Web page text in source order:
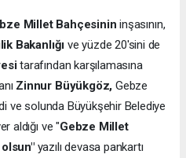
Millet Bahçesinin inşasının,
Bakanlığı ve yüzde 20'sini de
tarafından karşılamasına
Zinnur Büyükgöz, Gebze
ve solunda Büyükşehir Belediye
aldığı ve "Gebze Millet
yazılı devasa pankartı